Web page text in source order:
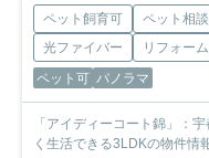
ペット飼育可 ペット相談
光ファイバー
リフォー
ペット可 パノラマ
「アイディーコート錦」：
く生活できる3LDKの物件情